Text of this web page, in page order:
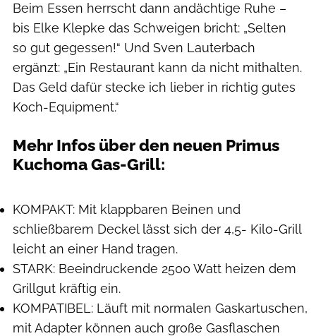
Beim Essen herrscht dann andächtige Ruhe –
bis Elke Klepke das Schweigen bricht: „Selten
so gut gegessen!“ Und Sven Lauterbach
ergänzt: „Ein Restaurant kann da nicht mithalten.
Das Geld dafür stecke ich lieber in richtig gutes
Koch-Equipment.“
Mehr Infos über den neuen Primus
Kuchoma Gas-Grill:
KOMPAKT: Mit klappbaren Beinen und
schließbarem Deckel lässt sich der 4,5- Kilo-Grill
leicht an einer Hand tragen.
STARK: Beeindruckende 2500 Watt heizen dem
Grillgut kräftig ein.
KOMPATIBEL: Läuft mit normalen Gaskartuschen,
mit Adapter können auch große Gasflaschen